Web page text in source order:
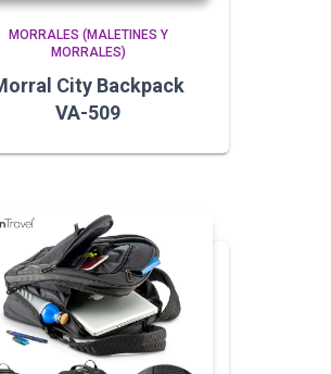
MORRALES (MALETINES Y
MORRALES)
City Backpack
VA-509